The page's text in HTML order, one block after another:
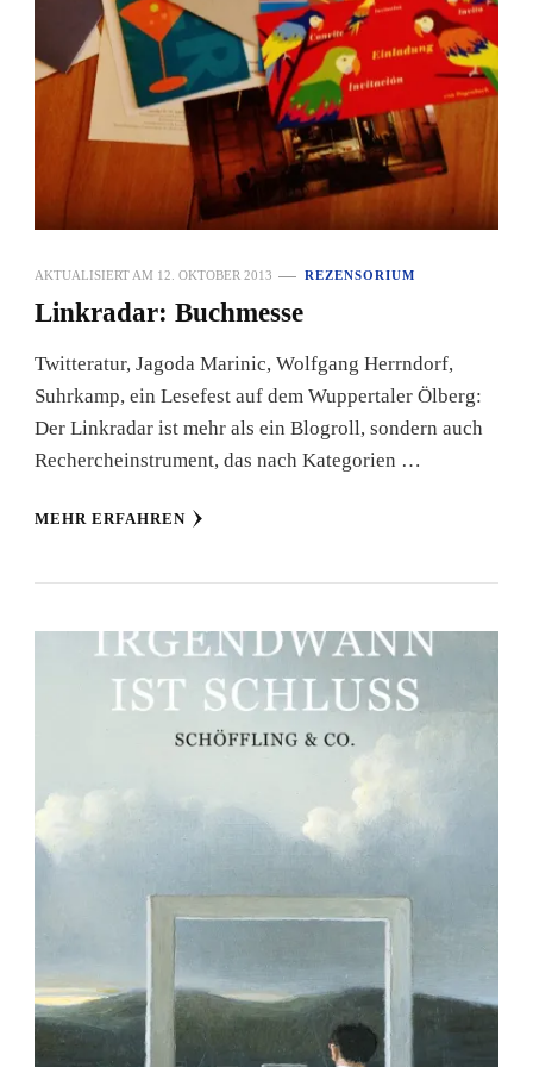
AKTUALISIERT AM 12. OKTOBER 2013 REZENSORIUM
Linkradar: Buchmesse
Twitteratur, Jagoda Marinic, Wolfgang Herrndorf,
Suhrkamp, ein Lesefest auf dem Wuppertaler Ölberg:
Der Linkradar ist mehr als ein Blogroll, sondern auch
Rechercheinstrument, das nach Kategorien …
MEHR ERFAHREN